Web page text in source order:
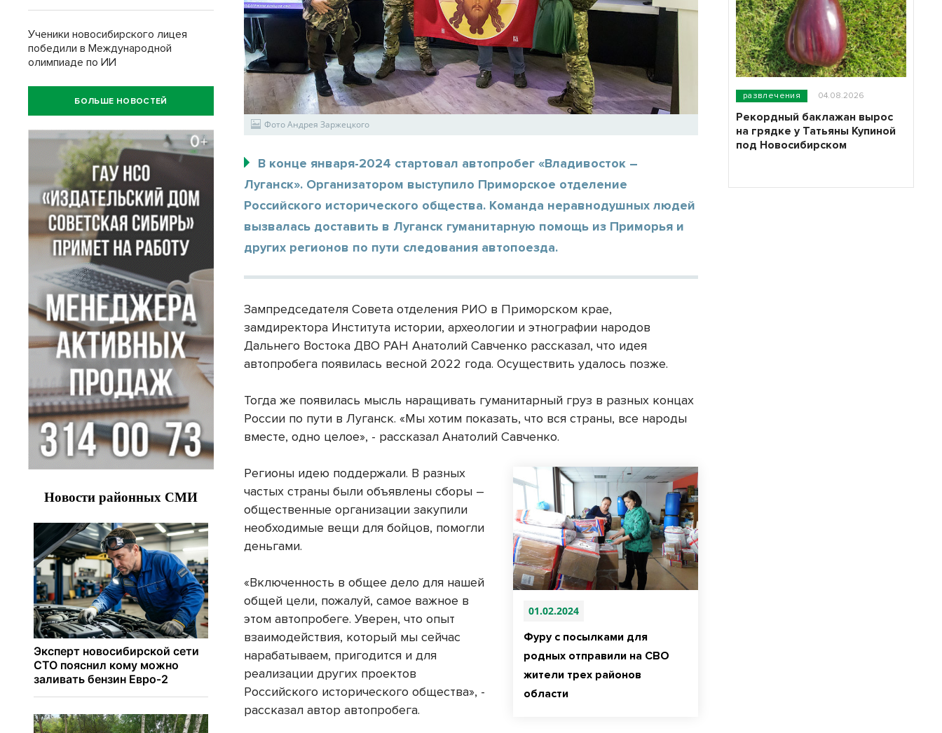
Фото Андрея Заржецкого
В конце января-2024 стартовал автопробег «Владивосток –
Луганск». Организатором выступило Приморское отделение
Российского исторического общества. Команда неравнодушных людей
вызвалась доставить в Луганск гуманитарную помощь из Приморья и
других регионов по пути следования автопоезда.
Зампредседателя Совета отделения РИО в Приморском крае,
замдиректора Института истории, археологии и этнографии народов
Дальнего Востока ДВО РАН Анатолий Савченко рассказал, что идея
автопробега появилась весной 2022 года. Осуществить удалось позже.
Тогда же появилась мысль наращивать гуманитарный груз в разных концах
России по пути в Луганск. «Мы хотим показать, что вся страны, все народы
вместе, одно целое», - рассказал Анатолий Савченко.
01.02.2024
Фуру с посылками для
родных отправили на СВО
жители трех районов
области
Регионы идею поддержали. В разных
частых страны были объявлены сборы –
общественные организации закупили
необходимые вещи для бойцов, помогли
деньгами.
«Включенность в общее дело для нашей
общей цели, пожалуй, самое важное в
этом автопробеге. Уверен, что опыт
взаимодействия, который мы сейчас
нарабатываем, пригодится и для
реализации других проектов
Российского исторического общества», -
рассказал автор автопробега.
Ученики новосибирского лицея
победили в Международной
олимпиаде по ИИ
БОЛЬШЕ НОВОСТЕЙ развлечения 04.08.2026
Рекордный баклажан вырос
на грядке у Татьяны Купиной
под Новосибирском